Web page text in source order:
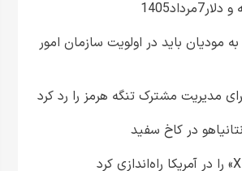
مودیان باید در اولویت سازمان امور
مدیریت مشترک تنگه هرمز را رد کرد
در کاخ سفید